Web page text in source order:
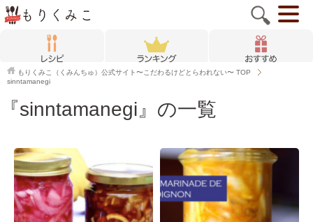
もりくみこ（くみんちゅ）公式サイト〜こだわるけどとらわれない〜 TOP
sinntamanegi
『sinntamanegi』の一覧